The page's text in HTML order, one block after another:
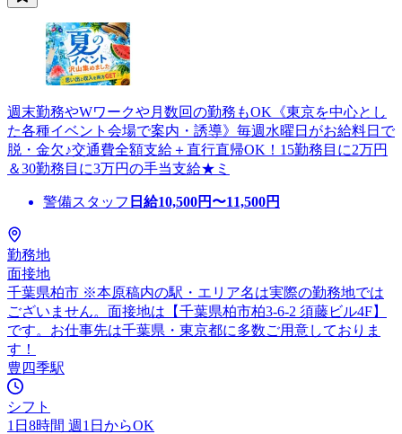
週末勤務やWワークや月数回の勤務もOK《東京を中心とし
た各種イベント会場で案内・誘導》毎週水曜日がお給料日で
脱・金欠♪交通費全額支給＋直行直帰OK！15勤務目に2万円
＆30勤務目に3万円の手当支給★ミ
警備スタッフ 日給10,500円〜11,500円
勤務地
面接地
千葉県柏市 ※本原稿内の駅・エリア名は実際の勤務地では
ございません。面接地は【千葉県柏市柏3-6-2 須藤ビル4F】
です。お仕事先は千葉県・東京都に多数ご用意しておりま
す！
豊四季駅
シフト
1日8時間 週1日からOK